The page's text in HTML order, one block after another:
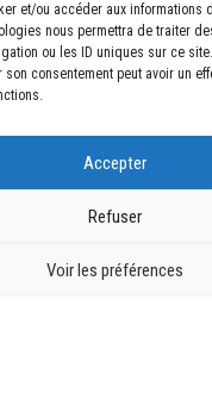
et/ou accéder aux informations
nous permettra de traiter
ou les ID uniques sur ce
consentement peut avoir un
Accepter
Refuser
Voir les préférences
Sportive
84, boulevard Léon
- 63021 Clermont-
accueil@asm-